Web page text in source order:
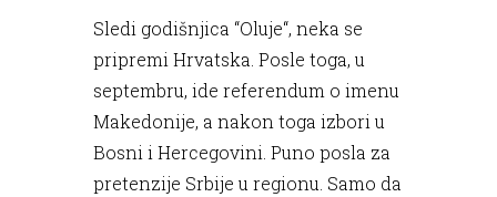
Sledi godišnjica “Oluje“, neka se
pripremi Hrvatska. Posle toga, u
septembru, ide referendum o imenu
Makedonije, a nakon toga izbori u
Bosni i Hercegovini. Puno posla za
pretenzije Srbije u regionu. Samo da